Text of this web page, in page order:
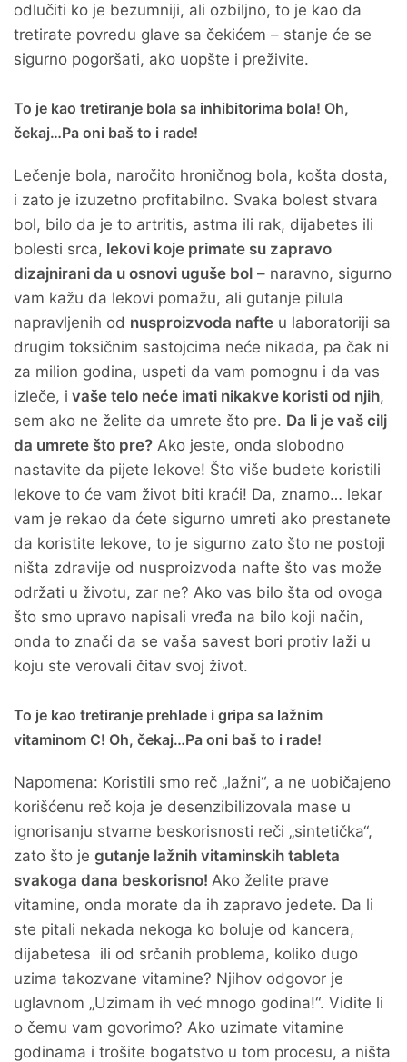
odlučiti ko je bezumniji, ali ozbiljno, to je kao da
tretirate povredu glave sa čekićem – stanje će se
sigurno pogoršati, ako uopšte i preživite.
To je kao tretiranje bola sa inhibitorima bola! Oh,
čekaj…Pa oni baš to i rade!
Lečenje bola, naročito hroničnog bola, košta dosta,
i zato je izuzetno profitabilno. Svaka bolest stvara
bol, bilo da je to artritis, astma ili rak, dijabetes ili
bolesti srca, lekovi koje primate su zapravo
dizajnirani da u osnovi uguše bol – naravno, sigurno
vam kažu da lekovi pomažu, ali gutanje pilula
napravljenih od nusproizvoda nafte u laboratoriji sa
drugim toksičnim sastojcima neće nikada, pa čak ni
za milion godina, uspeti da vam pomognu i da vas
izleče, i vaše telo neće imati nikakve koristi od njih,
sem ako ne želite da umrete što pre. Da li je vaš cilj
da umrete što pre? Ako jeste, onda slobodno
nastavite da pijete lekove! Što više budete koristili
lekove to će vam život biti kraći! Da, znamo… lekar
vam je rekao da ćete sigurno umreti ako prestanete
da koristite lekove, to je sigurno zato što ne postoji
ništa zdravije od nusproizvoda nafte što vas može
održati u životu, zar ne? Ako vas bilo šta od ovoga
što smo upravo napisali vređa na bilo koji način,
onda to znači da se vaša savest bori protiv laži u
koju ste verovali čitav svoj život.
To je kao tretiranje prehlade i gripa sa lažnim
vitaminom C! Oh, čekaj…Pa oni baš to i rade!
Napomena: Koristili smo reč „lažni“, a ne uobičajeno
korišćenu reč koja je desenzibilizovala mase u
ignorisanju stvarne beskorisnosti reči „sintetička“,
zato što je gutanje lažnih vitaminskih tableta
svakoga dana beskorisno! Ako želite prave
vitamine, onda morate da ih zapravo jedete. Da li
ste pitali nekada nekoga ko boluje od kancera,
dijabetesa ili od srčanih problema, koliko dugo
uzima takozvane vitamine? Njihov odgovor je
uglavnom „Uzimam ih već mnogo godina!“. Vidite li
o čemu vam govorimo? Ako uzimate vitamine
godinama i trošite bogatstvo u tom procesu, a ništa